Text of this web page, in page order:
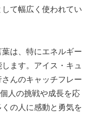
て幅広く使われてい
は、特にエネルギー
ます。アイス・キュ
んのキャッチフレー
人の挑戦や成長を応
の人に感動と勇気を